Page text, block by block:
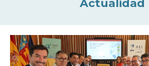
Actualidad